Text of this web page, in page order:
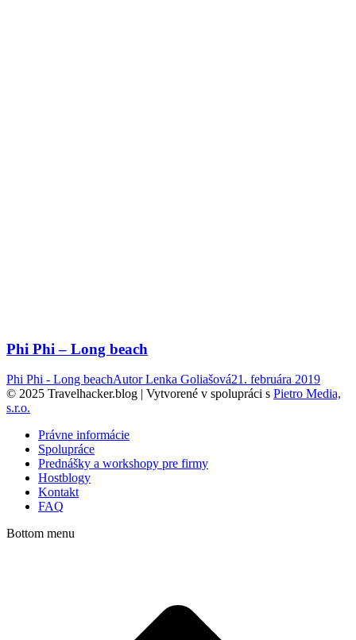
Phi Phi – Long beach
Phi Phi - Long beachAutorLenka Goliašová21. februára 2019
© 2025 Travelhacker.blog | Vytvorené v spolupráci s Pietro Media,
s.r.o.
Právne informácie
Spolupráce
Prednášky a workshopy pre firmy
Hostblogy
Kontakt
FAQ
Bottom menu